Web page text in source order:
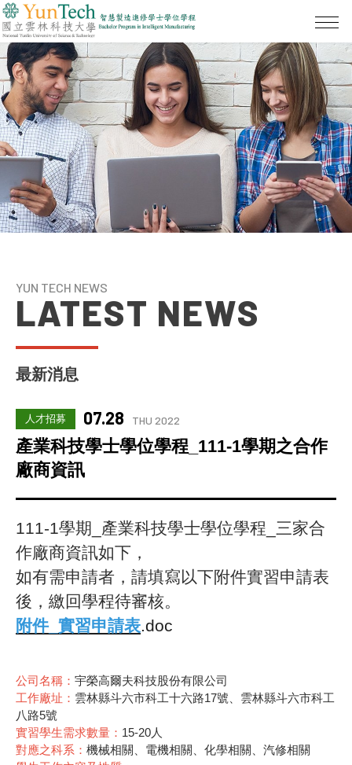
YUN TECH NEWS
LATEST NEWS
最新消息
人才招募 07.28 THU 2022
產業科技學士學位學程_111-1學期之合作
廠商資訊
111-1學期_產業科技學士學位學程_三家合
作廠商資訊如下，
如有需申請者，請填寫以下附件實習申請表
後，繳回學程待審核。
附件_實習申請表.doc
公司名稱： 宇榮高爾夫科技股份有限公司
工作廠址： 雲林縣斗六市科工十六路17號、雲林縣斗六市科工
八路5號
實習學生需求數量： 15-20人
對應之科系： 機械相關、電機相關、化學相關、汽修相關